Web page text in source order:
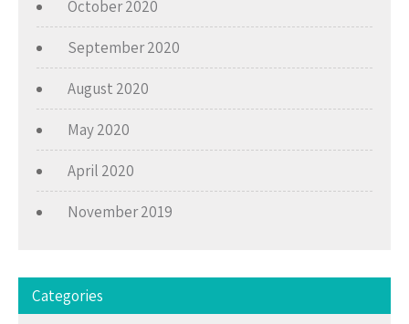
October 2020
September 2020
August 2020
May 2020
April 2020
November 2019
Categories